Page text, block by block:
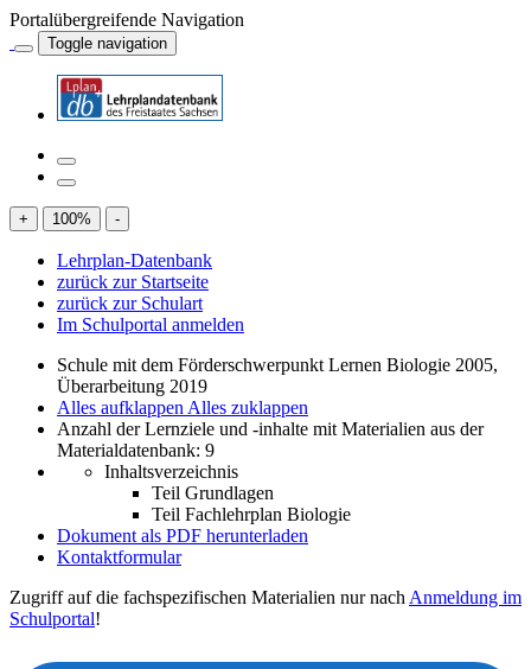
Portalübergreifende Navigation
Toggle navigation
+ 100% -
Lehrplan-Datenbank
zurück zur Startseite
zurück zur Schulart
Im Schulportal anmelden
Schule mit dem Förderschwerpunkt Lernen Biologie 2005,
Überarbeitung 2019
Alles aufklappen Alles zuklappen
Anzahl der Lernziele und -inhalte mit Materialien aus der
Materialdatenbank: 9
Inhaltsverzeichnis
Teil Grundlagen
Teil Fachlehrplan Biologie
Dokument als PDF herunterladen
Kontaktformular
Zugriff auf die fachspezifischen Materialien nur nach Anmeldung im
Schulportal!